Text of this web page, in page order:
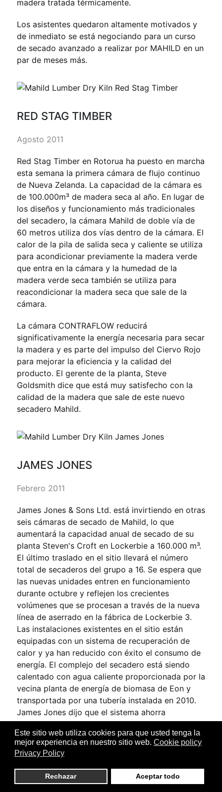
Este sitio web utiliza cookies para que usted tenga la
mejor experiencia en nuestro sitio web. Cookie policy
Privacy Policy
Rechazar Aceptar todo
madera tratada térmicamente.
Los asistentes quedaron altamente motivados y
de inmediato se está negociando para un curso
de secado avanzado a realizar por MAHILD en un
par de meses más.
RED STAG TIMBER
Agosto 2011
Red Stag Timber en Rotorua ha puesto en marcha
esta semana la primera cámara de flujo continuo
de Nueva Zelanda. La capacidad de la cámara es
de 100.000m³ de madera seca al año. En lugar de
los diseños y funcionamiento más tradicionales
del secadero, la cámara Mahild de doble vía de
60 metros utiliza dos vías dentro de la cámara. El
calor de la pila de salida seca y caliente se utiliza
para acondicionar previamente la madera verde
que entra en la cámara y la humedad de la
madera verde seca también se utiliza para
reacondicionar la madera seca que sale de la
cámara.
La cámara CONTRAFLOW reducirá
significativamente la energía necesaria para secar
la madera y es parte del impulso del Ciervo Rojo
para mejorar la eficiencia y la calidad del
producto. El gerente de la planta, Steve
Goldsmith dice que está muy satisfecho con la
calidad de la madera que sale de este nuevo
secadero Mahild.
JAMES JONES
Febrero 2011
James Jones & Sons Ltd. está invirtiendo en otras
seis cámaras de secado de Mahild, lo que
aumentará la capacidad anual de secado de su
planta Steven's Croft en Lockerbie a 160.000 m³.
El último traslado en el sitio llevará el número
total de secaderos del grupo a 16. Se espera que
las nuevas unidades entren en funcionamiento
durante octubre y reflejen los crecientes
volúmenes que se procesan a través de la nueva
línea de aserrado en la fábrica de Lockerbie 3.
Las instalaciones existentes en el sitio están
equipadas con un sistema de recuperación de
calor y ya han reducido con éxito el consumo de
energía. El complejo del secadero está siendo
calentado con agua caliente proporcionada por la
vecina planta de energía de biomasa de Eon y
transportada por una tubería instalada en 2010.
James Jones dijo que el sistema ahorra
aproximadamente 9.000 toneladas de emisiones
de carbono al año.